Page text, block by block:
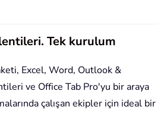
Tek kurulum
Excel, Word, Outlook &
ve Office Tab Pro'yu bir araya
çalışan ekipler için ideal bir